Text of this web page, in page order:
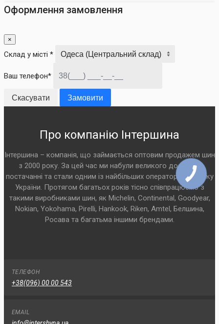
Оформлення замовлення
×
Склад у місті *
Ваш телефон*
Скасувати Замовити
Про компанію Інтершина
Інтершина – компанія, що займається оптовим продажем шин
з 2000 року. За цей час ми набули великого досвіду у
постачанні та стали одним із найбільших операторів на ринку
України. Протягом багатьох років тісно співпрацюємо з
такими виробниками шин, як Michelin, Continental, Goodyear,
Nokian, Yokohama, Pirelli, Hankook, Riken, Amtel, Белшина,
Росава та багатьма іншими брендами.
ТЕЛЕФОН
+38(096) 00 00 543
EMAIL